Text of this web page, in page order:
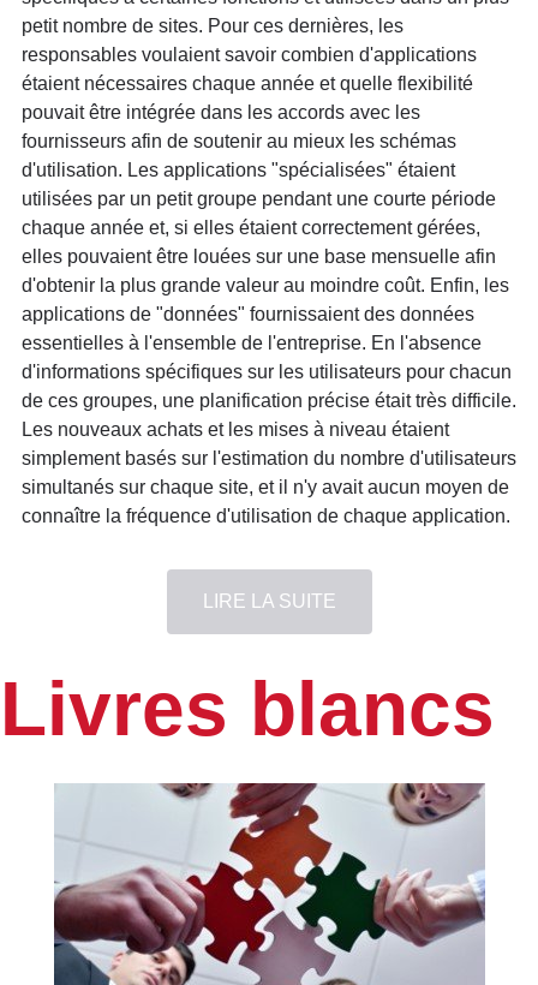
petit nombre de sites. Pour ces dernières, les
responsables voulaient savoir combien d'applications
étaient nécessaires chaque année et quelle flexibilité
pouvait être intégrée dans les accords avec les
fournisseurs afin de soutenir au mieux les schémas
d'utilisation. Les applications "spécialisées" étaient
utilisées par un petit groupe pendant une courte période
chaque année et, si elles étaient correctement gérées,
elles pouvaient être louées sur une base mensuelle afin
d'obtenir la plus grande valeur au moindre coût. Enfin, les
applications de "données" fournissaient des données
essentielles à l'ensemble de l'entreprise. En l'absence
d'informations spécifiques sur les utilisateurs pour chacun
de ces groupes, une planification précise était très difficile.
Les nouveaux achats et les mises à niveau étaient
simplement basés sur l'estimation du nombre d'utilisateurs
simultanés sur chaque site, et il n'y avait aucun moyen de
connaître la fréquence d'utilisation de chaque application.
LIRE LA SUITE
Livres blancs